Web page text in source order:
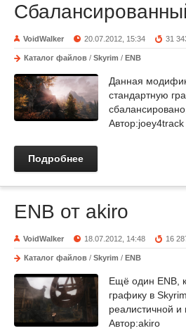
VoidWalker 20.07.2012, 15:34 31
Каталог файлов / Skyrim / ENB
Данная
стандартную
Автор:joey4track
Подробнее
ENB от akiro
VoidWalker 18.07.2012, 14:48 16
Каталог файлов / Skyrim / ENB
Ещё один ENB,
графику в
реалистичной и
Автор:akiro